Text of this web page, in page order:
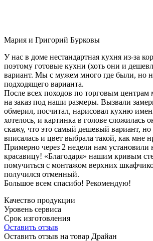
Мария и Григорий Бурковы
У нас в доме нестандартная кухня из-за
поэтому готовые кухни (хоть они и
вариант. Мы с мужем много где были, но
подходящего варианта.
После всех походов по торговым
на заказ под наши размеры. Вызвали
обмерил, посчитал, нарисовал кухню
хотелось, и картинка в голове сложилась
скажу, что это самый дешевый вариант, но
вписалась и цвет выбрала такой, как мне
Примерно через 2 недели нам
красавицу! «Благодаря» нашим кривым
помучиться с монтажом верхних
получился отменный.
Большое всем спасибо! Рекомендую!
Качество продукции
Уровень сервиса
Срок изготовления
Оставить отзыв
Оставить отзыв на товар Драйан